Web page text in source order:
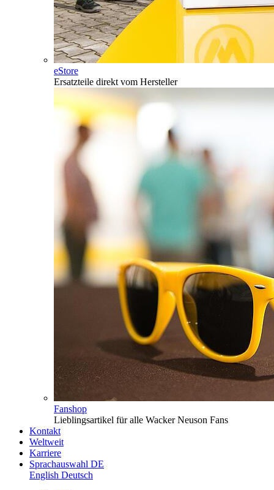
eStore
Ersatzteile direkt vom Hersteller
Fanshop
Lieblingsartikel für alle Wacker Neuson Fans
Kontakt
Weltweit
Karriere
Sprachauswahl DE
English Deutsch